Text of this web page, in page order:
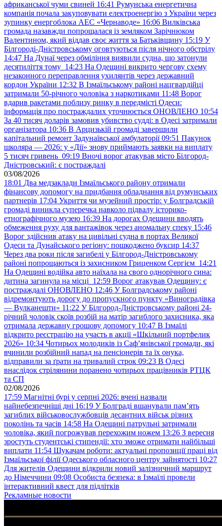
африканської чуми свиней 16:41 Румунська енергетична
компанія почала закуповувати електроенергію з України через
зупинку енергоблока АЕС «Чернаводе» 16:06 Вилківська
громада назавжди попрощалася із земляком Зарічнюком
Валентином, який віддав своє життя за Батьківщину 15:19 У
Білгороді-Дністровському оговтуються після нічного обстрілу
14:47 На Дунаї через обміління виявили судна, що затонули
десятиліття тому 14:23 На Одещині викрито чергову схему
незаконного переправлення ухилянтів через державний
кордон України 12:32 В Ізмаїльському районі нацгвардійці
затримали 50-річного чоловіка з наркотиками 11:48 Ворог
вдарив ракетами поблизу ринку в передмісті Одеси:
інформація про постраждалих уточнюється ОНОВЛЕНО 10:54
За 40 тисяч доларів замовив убивство судді: в Одесі затримали
організатора 10:36 В Арцизькій громаді завершили
капітальний ремонт Задунаївської амбулаторії 09:51 Пакунок
школяра — 2026: у «Дії» знову приймають заявки на виплату
5 тисяч гривень 09:19 Вночі ворог атакував місто Білгород-
Дністровський: є постраждалі
03/08/2026
18:01 Два медзаклади Ізмаїльського району отримали
фінансову допомогу на придбання обладнання від румунських
партнерів 17:04 Укриття чи музейний простір: у Болградській
громаді виникла суперечка навколо підвалу історико-
етнографічного музею 16:39 На дорогах Одещини вводять
обмеження руху для вантажівок через аномальну спеку 15:46
Ворог здійснив атаку на цивільні судна в портах Великої
Одеси та Дунайського регіону: пошкоджено буксир 14:37
Через два роки після загибелі у Білгород-Дністровському
районі попрощаються із захисником Гриценком Сергієм 14:21
На Одещині водійка авто наїхала на свого однорічного сина:
дитина загинула на місці 12:59 Ворог атакував Одещину: є
постраждалі ОНОВЛЕНО 12:46 У Болградському районі
відремонтують дорогу до пропускного пункту «Виноградівка
— Вулканешти» 11:22 У Білгород-Дністровському районі 24-
річний чоловік скоїв розбій на матір загиблого захисника, яка
отримала державну грошову допомогу 10:47 В Ізмаїлі
відкрито реєстрацію на участь в акції «Шкільний портфелик
2026» 10:34 Чотирьох молодиків із Саф’янівської громади, які
вчинили розбійний напад на пенсіонерів та їх онука,
відправили за ґрати на тривалий строк 09:23 В Одесі
внаслідок стрілянини поранено чотирьох працівників РТЦК
та СП
02/08/2026
17:59 Магнітні бурі у серпні 2026: вчені назвали
найнебезпечніші дні 16:19 У Болграді вшанували пам’ять
загиблих військовослужбовців десантних військ різних
поколінь та часів 14:58 На Одещині патрульні затримали
чоловіка, який погрожував перехожим ножем 13:26 З вересня
зростуть студентські стипендії: хто зможе отримати найбільші
виплати 11:54 Шукачам роботи: актуальні пропозиції праці від
Ізмаїльської філії Одеського обласного центру зайнятості 10:27
Для жителів Одещини відкрили новий залізничний маршрут
до Німеччини 09:08 Особиста безпека: в Ізмаїлі провели
інтерактивний квест для підлітків
Рекламные новости